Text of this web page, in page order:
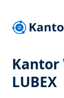
Kantor
LUBEX